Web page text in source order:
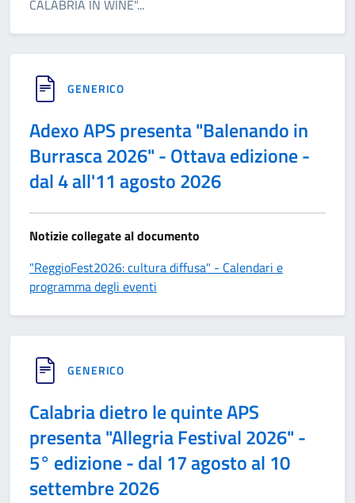
CALABRIA IN WINE"...
GENERICO
Adexo APS presenta "Balenando in
Burrasca 2026" - Ottava edizione -
dal 4 all'11 agosto 2026
Notizie collegate al documento
"ReggioFest2026: cultura diffusa" - Calendari e
programma degli eventi
GENERICO
Calabria dietro le quinte APS
presenta "Allegria Festival 2026" -
5° edizione - dal 17 agosto al 10
settembre 2026